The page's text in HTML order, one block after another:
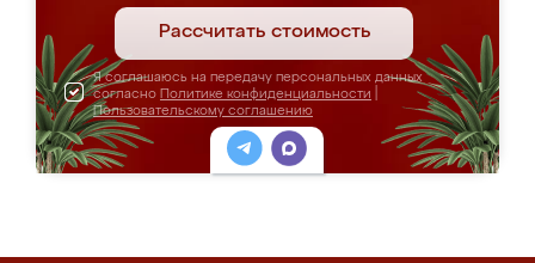
Рассчитать стоимость
Я соглашаюсь на передачу персональных данных
согласно Политике конфиденциальности
Пользовательскому соглашению